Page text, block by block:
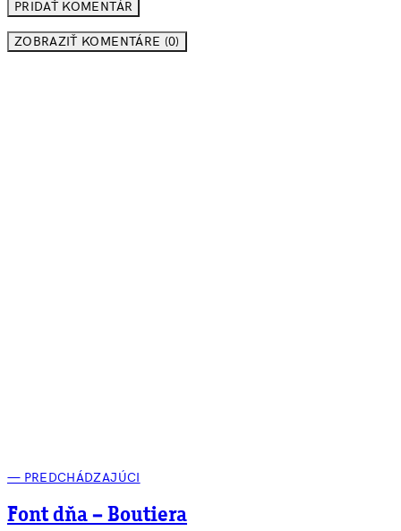
ZOBRAZIŤ KOMENTÁRE (0)
— PREDCHÁDZAJÚCI
Font dňa – Boutiera